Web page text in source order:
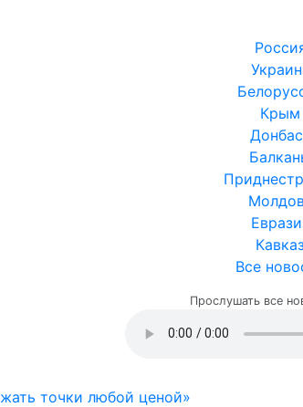
Крым
Все
Прослушать все
точки любой ценой»